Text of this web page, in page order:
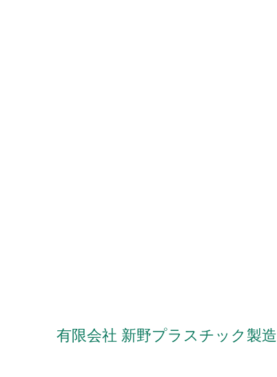
有限会社 新野プラスチック製造